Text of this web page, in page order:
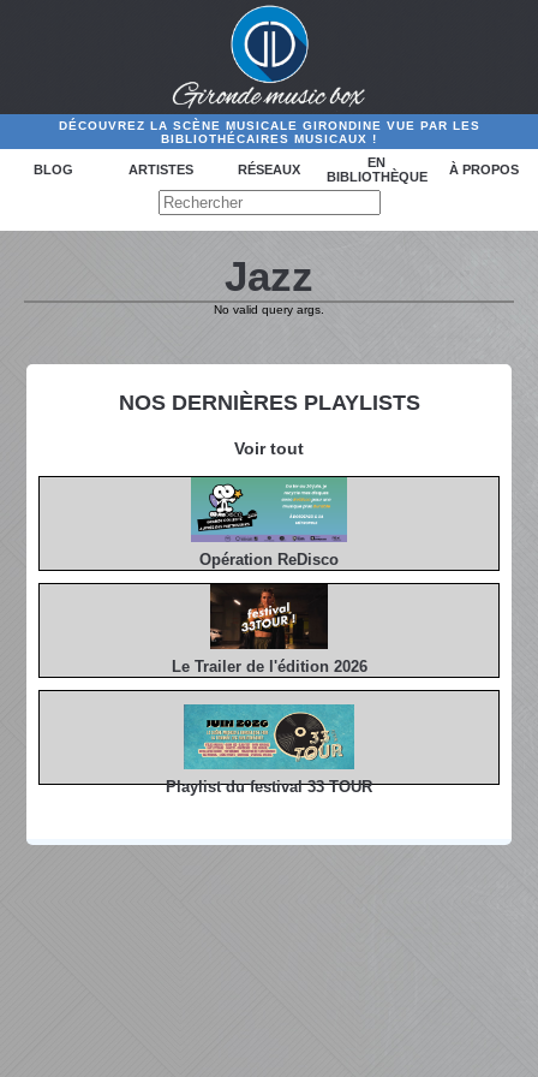
DÉCOUVREZ LA SCÈNE MUSICALE GIRONDINE VUE PAR LES
BIBLIOTHÉCAIRES MUSICAUX !
BLOG ARTISTES RÉSEAUX
EN
BIBLIOTHÈQUE
À PROPOS
NOS DERNIÈRES PLAYLISTS
Voir tout
Opération ReDisco
Le Trailer de l'édition 2026
Playlist du festival 33 TOUR
Jazz
No valid query args.